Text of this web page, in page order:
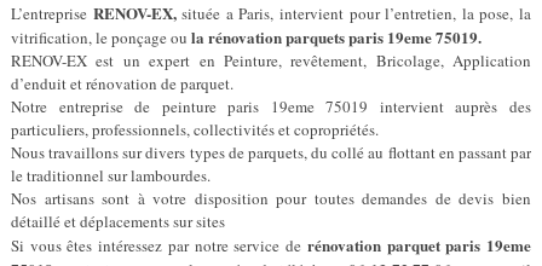
L’entreprise RENOV-EX,située a Paris, intervient pour l’entretien, la pose, la
vitrification, le ponçage ou la rénovation parquets paris 19eme 75019.
RENOV-EX est un expert en Peinture, revêtement, Bricolage, Application
d’enduit et rénovation de parquet.
Notre entreprise de peinture paris 19eme 75019 intervient auprès des
particuliers, professionnels, collectivités et copropriétés.
Nous travaillons sur divers types de parquets, du collé au flottant en passant par
le traditionnel sur lambourdes.
Nos artisans sont à votre disposition pour toutes demandes de devis bien
détaillé et déplacements sur sites
Si vous êtes intéressez par notre service de rénovation parquet paris 19eme